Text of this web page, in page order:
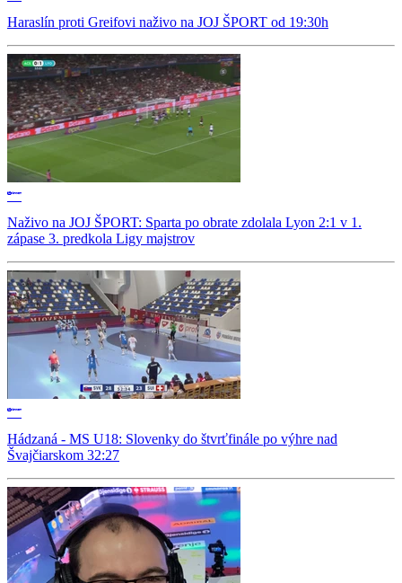
Haraslín proti Greifovi naživo na JOJ ŠPORT od 19:30h
Naživo na JOJ ŠPORT: Sparta po obrate zdolala Lyon 2:1 v 1.
zápase 3. predkola Ligy majstrov
Hádzaná - MS U18: Slovenky do štvrťfinále po výhre nad
Švajčiarskom 32:27